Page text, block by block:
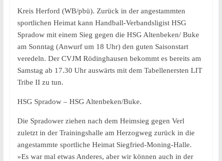
Kreis Herford (WB/pbü). Zurück in der angestammten
sportlichen Heimat kann Handball-Verbandsligist HSG
Spradow mit einem Sieg gegen die HSG Altenbeken/ Buke
am Sonntag (Anwurf um 18 Uhr) den guten Saisonstart
veredeln. Der CVJM Rödinghausen bekommt es bereits am
Samstag ab 17.30 Uhr auswärts mit dem Tabellenersten LIT
Tribe II zu tun.
HSG Spradow – HSG Altenbeken/Buke.
Die Spradower ziehen nach dem Heimsieg gegen Verl
zuletzt in der Trainingshalle am Herzogweg zurück in die
angestammte sportliche Heimat Siegfried-Moning-Halle.
»Es war mal etwas Anderes, aber wir können auch in der